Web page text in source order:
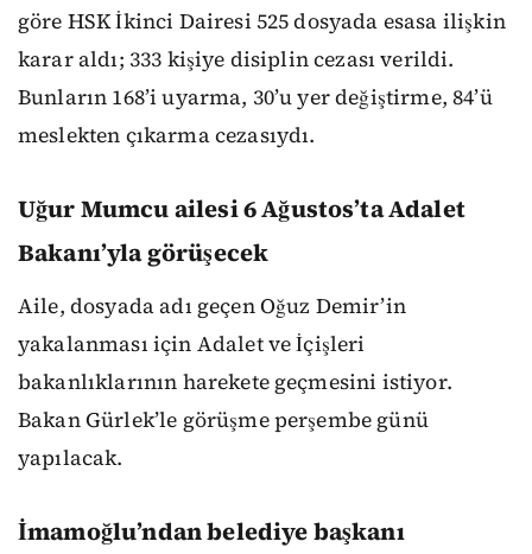
göre HSK İkinci Dairesi 525 dosyada esasa ilişkin
karar aldı; 333 kişiye disiplin cezası verildi.
Bunların 168’i uyarma, 30’u yer değiştirme, 84’ü
meslekten çıkarma cezasıydı.
Uğur Mumcu ailesi 6 Ağustos’ta Adalet
Bakanı’yla görüşecek
Aile, dosyada adı geçen Oğuz Demir’in
yakalanması için Adalet ve İçişleri
bakanlıklarının harekete geçmesini istiyor.
Bakan Gürlek’le görüşme perşembe günü
yapılacak.
İmamoğlu’ndan belediye başkanı